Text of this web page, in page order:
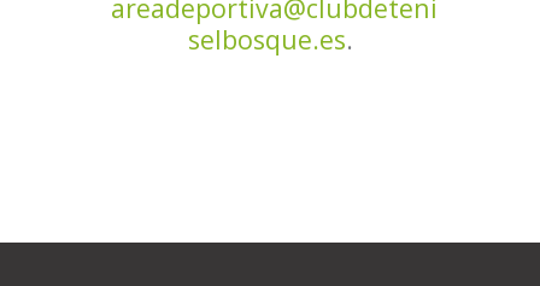
areadeportiva@clubdeteni
selbosque.es.